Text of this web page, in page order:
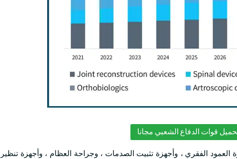
قوات الدفاع الشعبي مجانا
العمود الفقري ، وأجهزة تثبيت الصدمات ، وجراحة العظام ، وأجهزة تنظير